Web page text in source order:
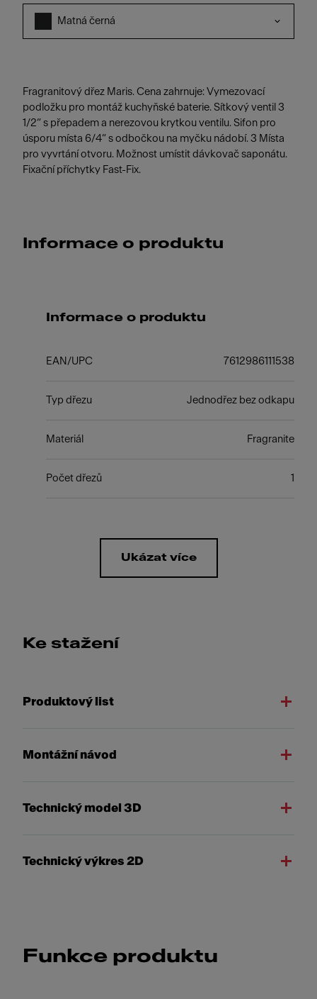
Matná černá
Fragranitový dřez Maris. Cena zahrnuje: Vymezovací
podložku pro montáž kuchyňské baterie. Sítkový ventil 3
1/2“ s přepadem a nerezovou krytkou ventilu. Sifon pro
úsporu místa 6/4“ s odbočkou na myčku nádobí. 3 Místa
pro vyvrtání otvoru. Možnost umístit dávkovač saponátu.
Fixační příchytky Fast-Fix.
Informace o produktu
Informace o produktu
EAN/UPC 7612986111538
Typ dřezu Jednodřez bez odkapu
Materiál Fragranite
Počet dřezů 1
Ukázat více
Ke stažení
Produktový list
Montážní návod
Technický model 3D
Technický výkres 2D
Funkce produktu